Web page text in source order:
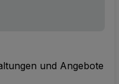
und Angebote